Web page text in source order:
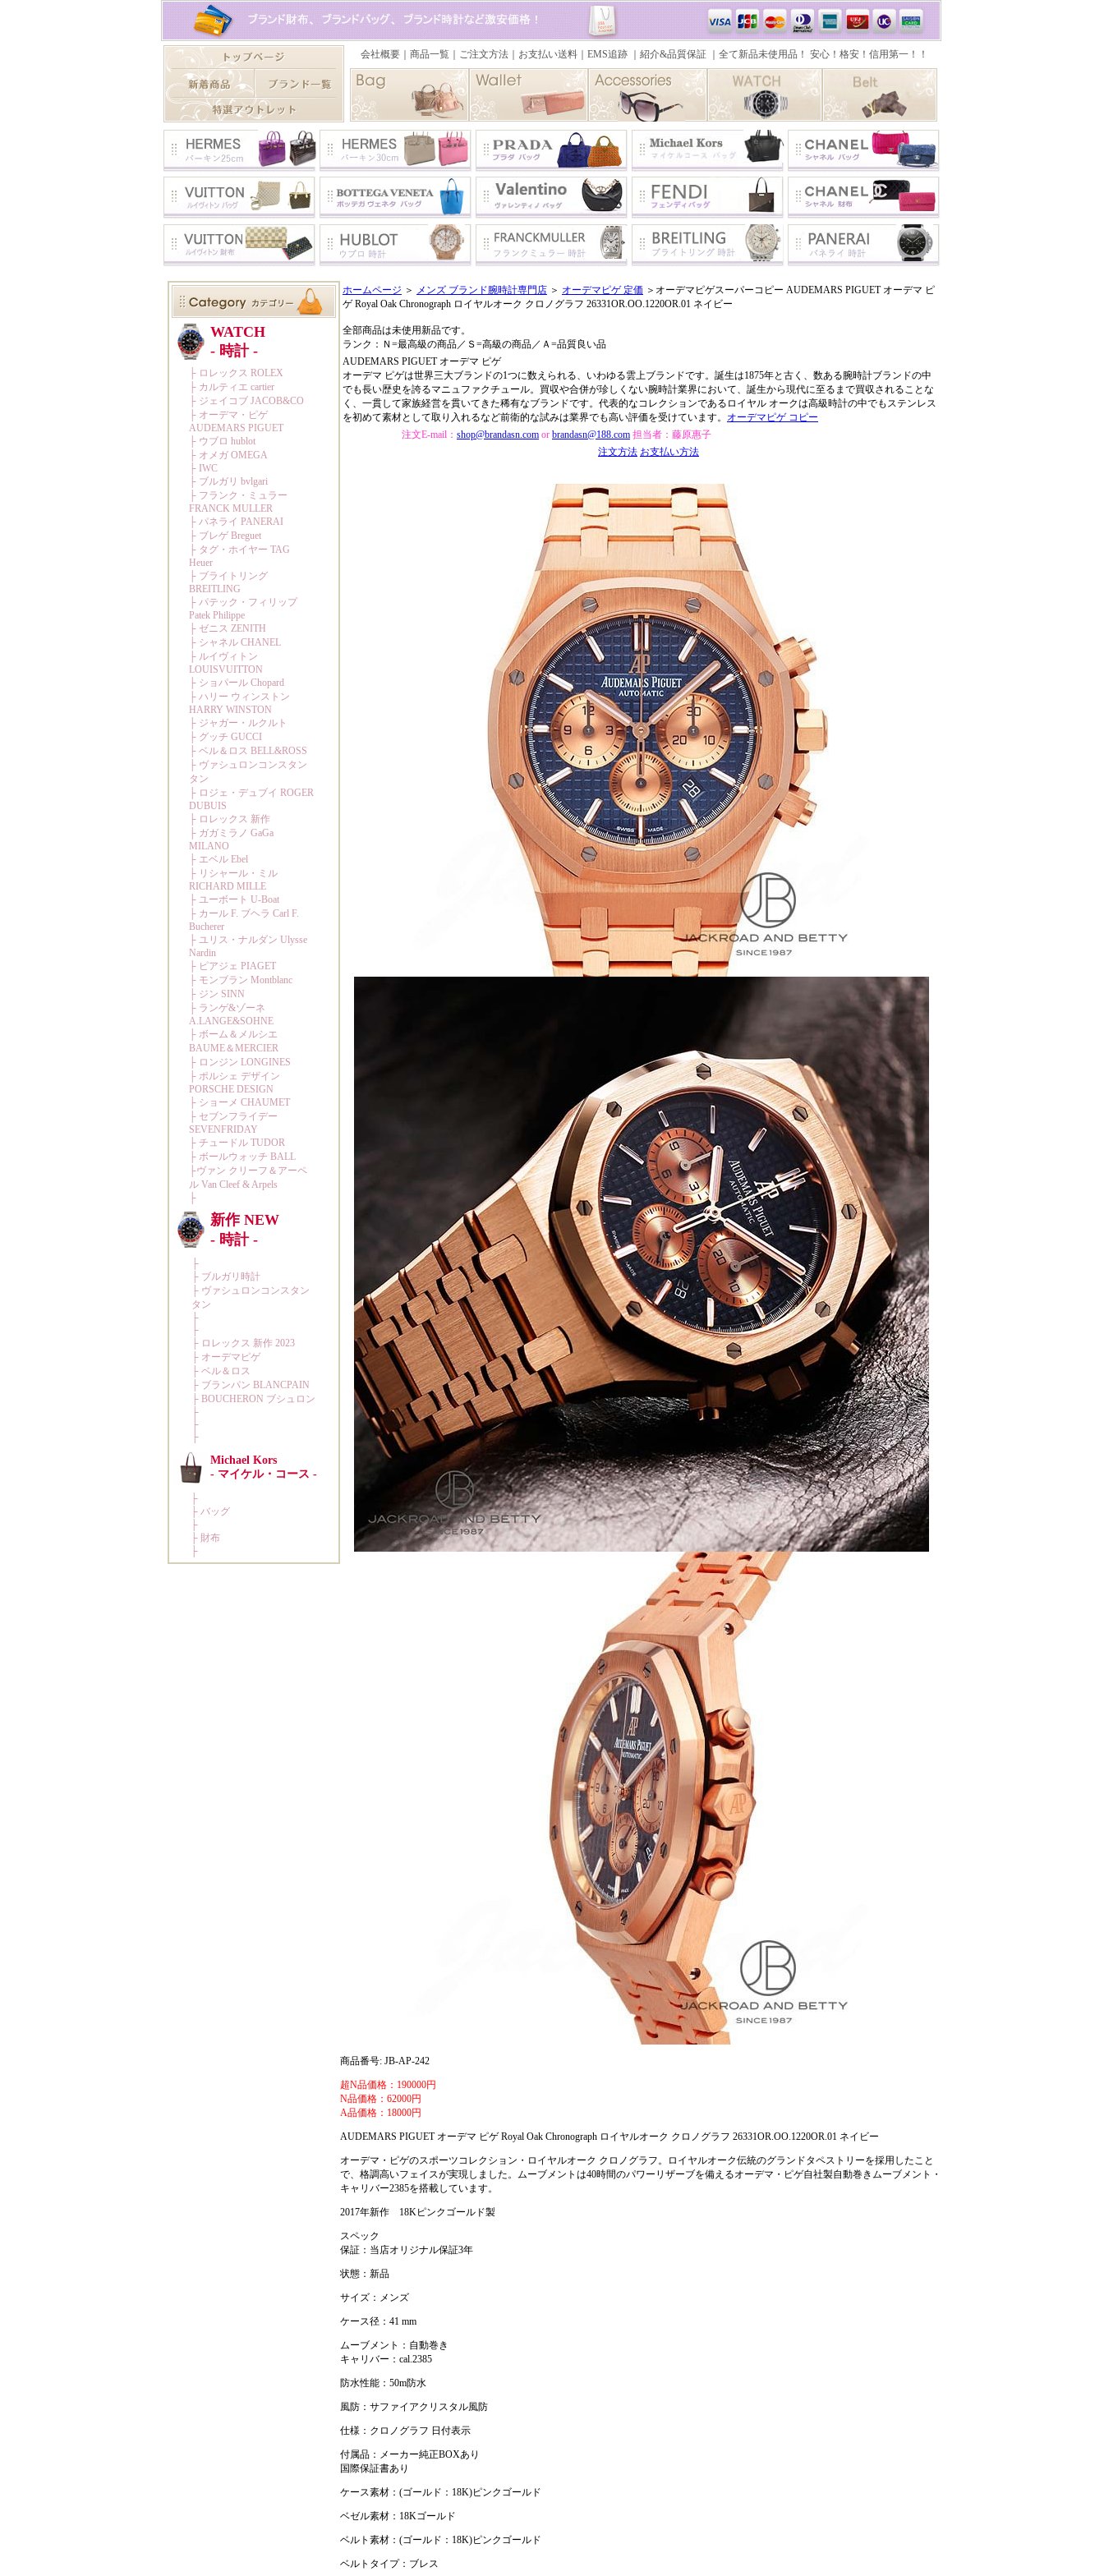
ホームページ ＞ メンズ ブランド腕時計専門店 ＞ オーデマピゲ 定価 ＞オーデマピゲスーパーコピー AUDEMARS PIGUET オーデマ ピ
ゲ Royal Oak Chronograph ロイヤルオーク クロノグラフ 26331OR.OO.1220OR.01 ネイビー
全部商品は未使用新品です。
ランク：Ｎ=最高級の商品／Ｓ=高級の商品／Ａ=品質良い品
AUDEMARS PIGUET オーデマ ピゲ
オーデマ ピゲは世界三大ブランドの1つに数えられる、いわゆる雲上ブランドです。誕生は1875年と古く、数ある腕時計ブランドの中
でも長い歴史を誇るマニュファクチュール。買収や合併が珍しくない腕時計業界において、誕生から現代に至るまで買収されることな
く、一貫して家族経営を貫いてきた稀有なブランドです。代表的なコレクションであるロイヤル オークは高級時計の中でもステンレス
を初めて素材として取り入れるなど前衛的な試みは業界でも高い評価を受けています。 オーデマピゲ コピー
注文E-mail： shop@brandasn.com or brandasn@188.com 担当者：藤原惠子
注文方法 お支払い方法
商品番号: JB-AP-242
超N品価格：190000円
N品価格：62000円
A品価格：18000円
AUDEMARS PIGUET オーデマ ピゲ Royal Oak Chronograph ロイヤルオーク クロノグラフ 26331OR.OO.1220OR.01 ネイビー
オーデマ・ピゲのスポーツコレクション・ロイヤルオーク クロノグラフ。ロイヤルオーク伝統のグランドタペストリーを採用したこと
で、格調高いフェイスが実現しました。ムーブメントは40時間のパワーリザーブを備えるオーデマ・ピゲ自社製自動巻きムーブメント・
キャリバー2385を搭載しています。
2017年新作 18Kピンクゴールド製
スペック
保証：当店オリジナル保証3年
状態：新品
サイズ：メンズ
ケース径：41 mm
ムーブメント：自動巻き
キャリバー：cal.2385
防水性能：50m防水
風防：サファイアクリスタル風防
仕様：クロノグラフ 日付表示
付属品：メーカー純正BOXあり
国際保証書あり
ケース素材：(ゴールド：18K)ピンクゴールド
ベゼル素材：18Kゴールド
ベルト素材：(ゴールド：18K)ピンクゴールド
ベルトタイプ：ブレス